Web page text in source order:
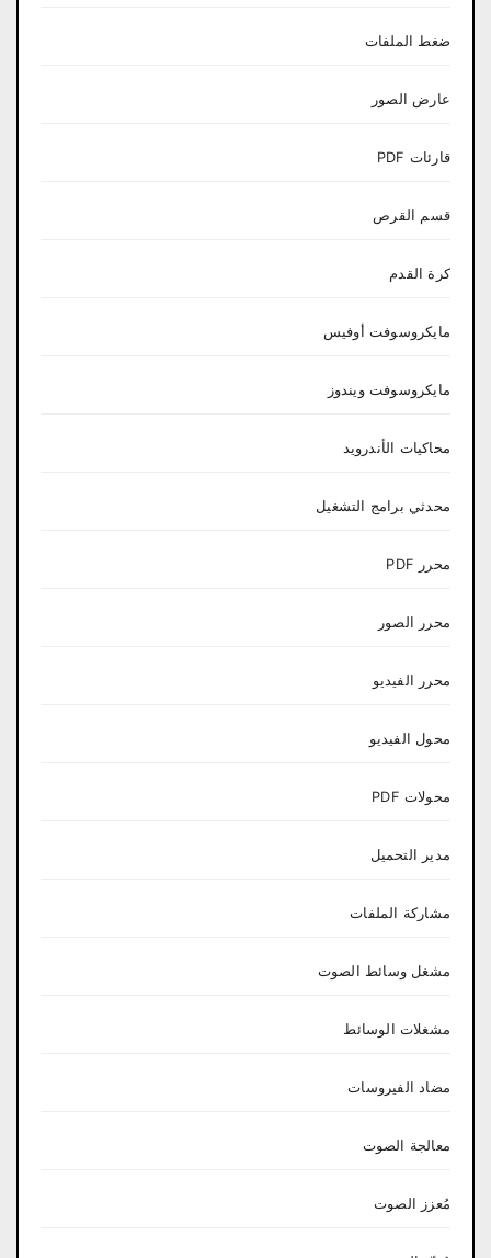
ضغط الملفات
عارض الصور
قارئات PDF
قسم القرص
كرة القدم
مايكروسوفت أوفيس
مايكروسوفت ويندوز
محاكيات الأندرويد
محدثي برامج التشغيل
محرر PDF
محرر الصور
محرر الفيديو
محول الفيديو
محولات PDF
مدير التحميل
مشاركة الملفات
مشغل وسائط الصوت
مشغلات الوسائط
مضاد الفيروسات
معالجة الصوت
مُعزز الصوت